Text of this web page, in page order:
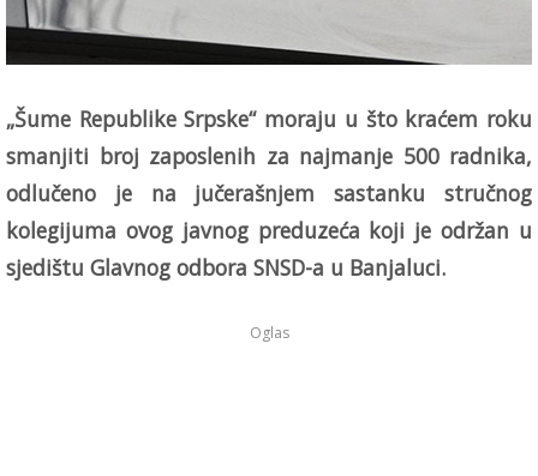
„Šume Republike Srpske“ moraju u što kraćem roku
smanjiti broj zaposlenih za najmanje 500 radnika,
odlučeno je na jučerašnjem sastanku stručnog
kolegijuma ovog javnog preduzeća koji je održan u
sjedištu Glavnog odbora SNSD-a u Banjaluci.
Oglas